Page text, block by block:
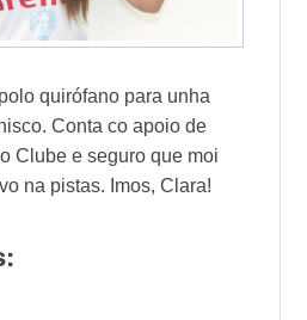
quirófano para unha
Conta co apoio de
Clube e seguro que moi
na pistas. Imos, Clara!